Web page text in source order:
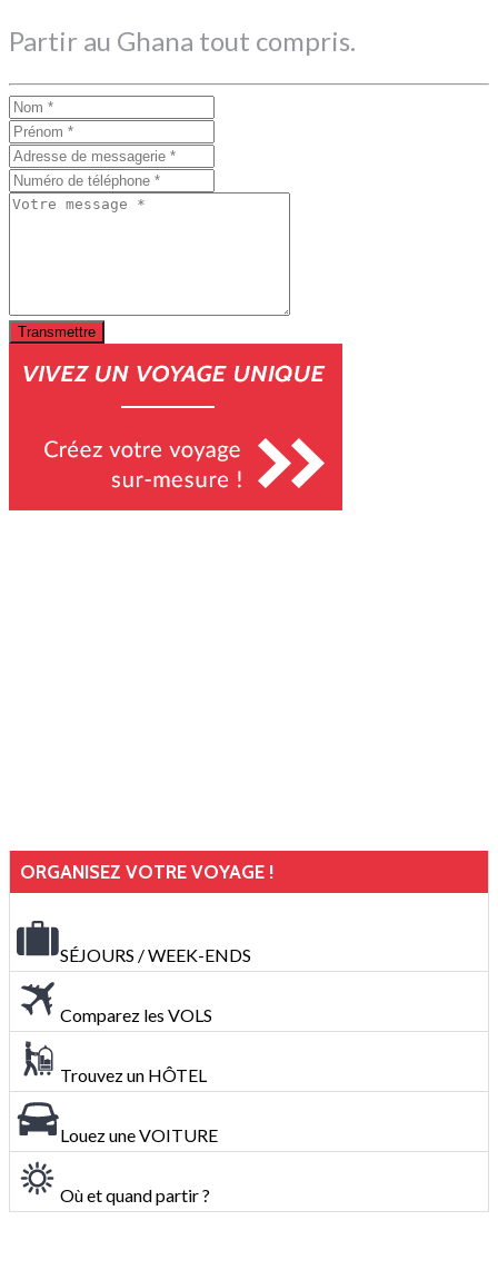
Partir au Ghana tout compris.
ORGANISEZ VOTRE VOYAGE !
SÉJOURS / WEEK-ENDS
Comparez les VOLS
Trouvez un HÔTEL
Louez une VOITURE
Où et quand partir ?